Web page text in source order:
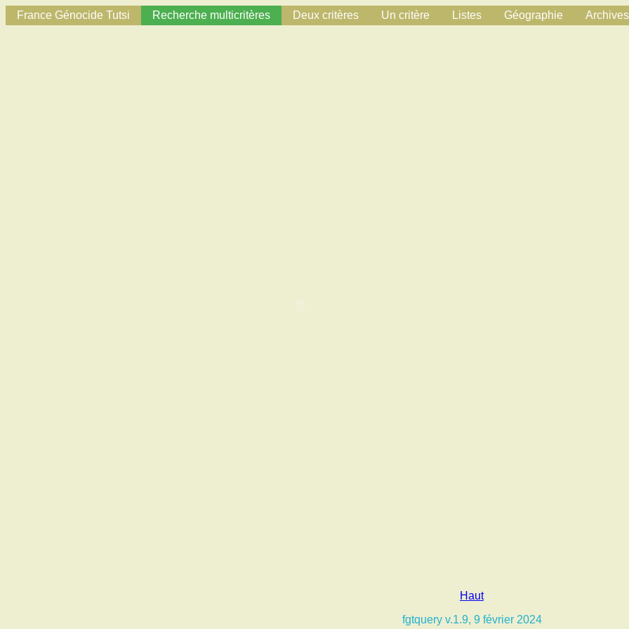
France Génocide Tutsi Recherche multicritères Deux critères Un critère Listes Géographie Archives
Haut
fgtquery v.1.9, 9 février 2024